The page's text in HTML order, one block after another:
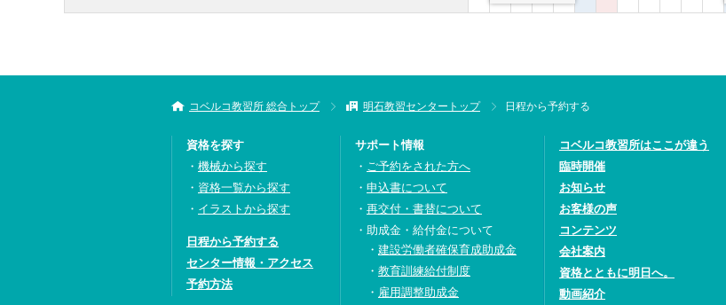
コベルコ教習所 総合トップ 明石教習センタートップ 日程から予約する
資格を探す
機械から探す
資格一覧から探す
イラストから探す
日程から予約する
センター情報・アクセス
予約方法
サポート情報
ご予約をされた方へ
申込書について
再交付・書替について
助成金・給付金について
建設労働者確保育成助成金
教育訓練給付制度
雇用調整助成金
コベルコ教習所はここが違う
臨時開催
お知らせ
お客様の声
コンテンツ
会社案内
資格とともに明日へ。
動画紹介